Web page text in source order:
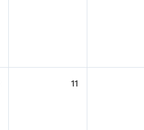
11